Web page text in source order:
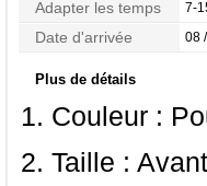
Adapter les temps 7-
Date d'arrivée 08
Plus de détails
Couleur :
Taille :